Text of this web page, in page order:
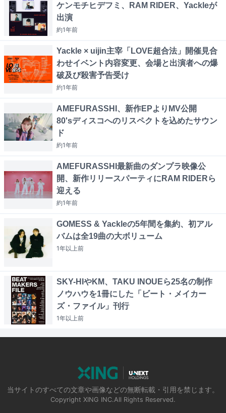
ケンモチヒデフミ、RAM RIDER、Yackleが
出演
約1年前
Yackle × uijin主宰「LOVE超合法」開催見合
わせイベント内容変更、会場と出演者への爆
破及び殺害予告受け
約1年前
AMEFURASSHI、新作EPよりMV公開
80'sディスコへのリスペクトを込めたサウン
ド
約1年前
AMEFURASSHI最新曲のダンプラ映像公
開、新作リリースパーティにRAM RIDERら
迎える
約1年前
GOMESS & Yackleの5年間を集約、初アル
バムは全19曲の大ボリューム
1年以上前
SKY-HIやKM、TAKU INOUEら25名の制作
ノウハウを1冊にした「ビート・メイカー
ズ・ファイル」刊行
1年以上前
当サイトのすべての文章や画像などの無断転載・引用を禁じます。
Copyright XING INC.All Rights Reserved.